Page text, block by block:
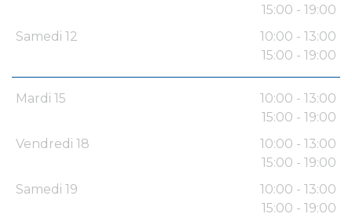
15:00 - 19:00
Samedi 12
10:00 - 13:00
15:00 - 19:00
Mardi 15
10:00 - 13:00
15:00 - 19:00
Vendredi 18
10:00 - 13:00
15:00 - 19:00
Samedi 19
10:00 - 13:00
15:00 - 19:00